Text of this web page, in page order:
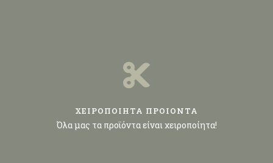
ΧΕΙΡΟΠΟΙΗΤΑ ΠΡΟΙΟΝΤΑ
Όλα μας τα προϊόντα είναι χειροποίητα!